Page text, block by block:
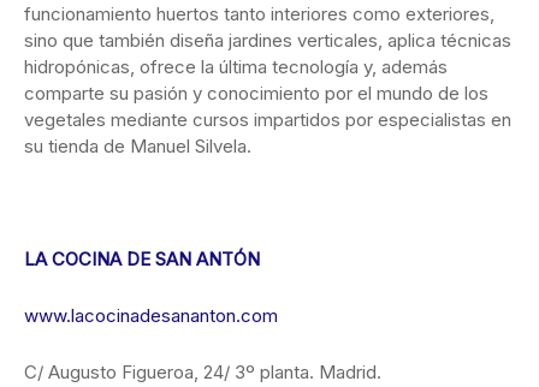
funcionamiento huertos tanto interiores como exteriores,
sino que también diseña jardines verticales, aplica técnicas
hidropónicas, ofrece la última tecnología y, además
comparte su pasión y conocimiento por el mundo de los
vegetales mediante cursos impartidos por especialistas en
su tienda de Manuel Silvela.
LA COCINA DE SAN ANTÓN
www.lacocinadesananton.com
C/ Augusto Figueroa, 24/ 3º planta. Madrid.